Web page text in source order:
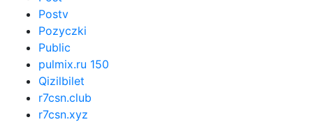
Postv
Pozyczki
Public
pulmix.ru 150
Qizilbilet
r7csn.club
r7csn.xyz